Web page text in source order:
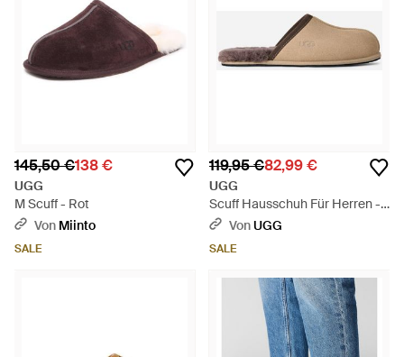
145,50 €138 €
UGG
M Scuff - Rot
Von Miinto
SALE
119,95 €82,99 €
UGG
Scuff Hausschuh Für Herren -
Braun
VonUGG
SALE